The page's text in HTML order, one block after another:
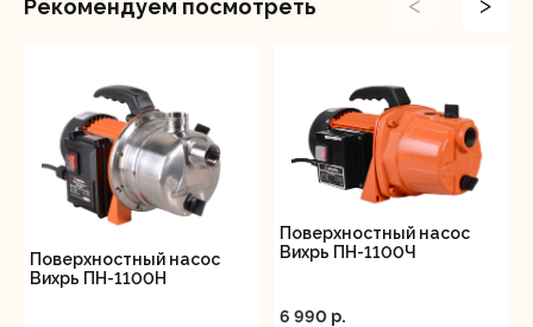
Рекомендуем посмотреть
Поверхностный насос
Вихрь ПН-1100Н
Поверхностный насос
Вихрь ПН-1100Ч
6 990 p.